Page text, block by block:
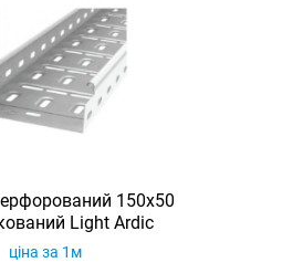
150х50
Light Ardic
ціна за 1м